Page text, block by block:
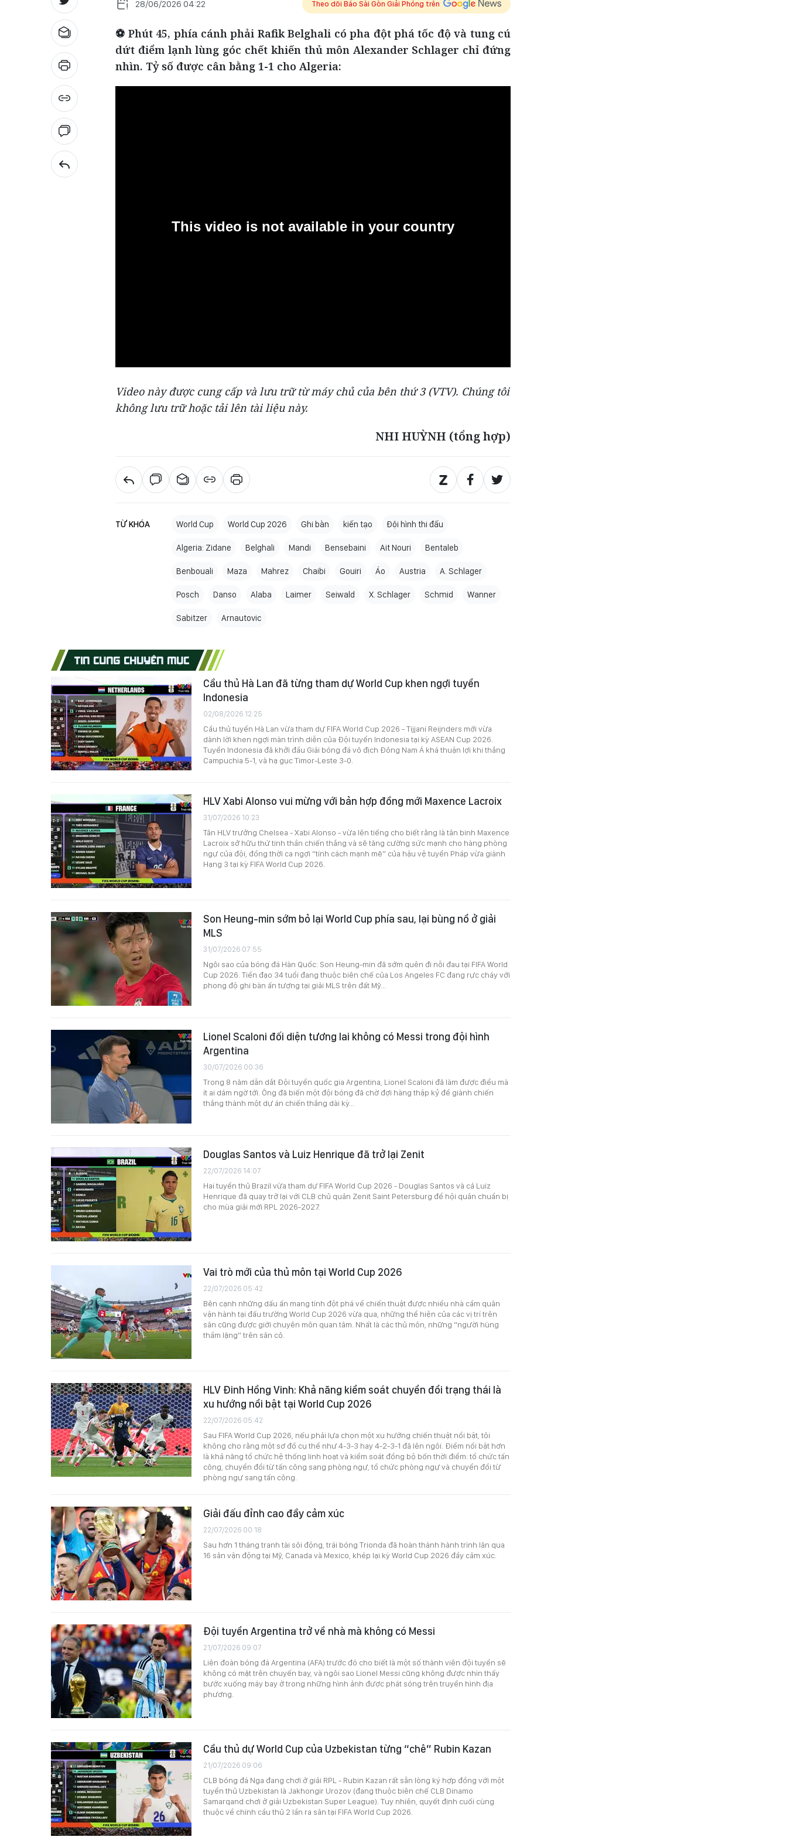
28/06/2026 04:22 Theo dõi Báo Sài Gòn Giải Phóng trên
⚽ Phút 45, phía cánh phải Rafik Belghali có pha đột phá tốc độ và tung cú
dứt điểm lạnh lùng góc chết khiến thủ môn Alexander Schlager chỉ đứng
nhìn. Tỷ số được cân bằng 1-1 cho Algeria:
Video này được cung cấp và lưu trữ từ máy chủ của bên thứ 3 (VTV). Chúng tôi
không lưu trữ hoặc tải lên tài liệu này.
NHI HUỲNH (tổng hợp)
TỪ KHÓA World Cup World Cup 2026 Ghi bàn kiến tạo Đội hình thi đấu
Algeria: Zidane Belghali Mandi Bensebaini Ait Nouri Bentaleb
Benbouali Maza Mahrez Chaibi Gouiri Áo Austria A. Schlager
Posch Danso Alaba Laimer Seiwald X. Schlager Schmid Wanner
Sabitzer Arnautovic
TIN CÙNG CHUYÊN MỤC
Cầu thủ Hà Lan đã từng tham dự World Cup khen ngợi tuyển
Indonesia
02/08/2026 12:25
Cầu thủ tuyển Hà Lan vừa tham dự FIFA World Cup 2026 - Tijjani Reijnders mới vừa
dành lời khen ngợi màn trình diễn của Đội tuyển Indonesia tại kỳ ASEAN Cup 2026.
Tuyển Indonesia đã khởi đầu Giải bóng đá vô địch Đông Nam Á khá thuận lợi khi thắng
Campuchia 5-1, và hạ gục Timor-Leste 3-0.
HLV Xabi Alonso vui mừng với bản hợp đồng mới Maxence Lacroix
31/07/2026 10:23
Tân HLV trưởng Chelsea - Xabi Alonso - vừa lên tiếng cho biết rằng là tân binh Maxence
Lacroix sở hữu thứ tinh thần chiến thắng và sẽ tăng cường sức mạnh cho hàng phòng
ngự của đội, đồng thời ca ngợi “tính cách mạnh mẽ” của hậu vệ tuyển Pháp vừa giành
Hạng 3 tại kỳ FIFA World Cup 2026.
Son Heung-min sớm bỏ lại World Cup phía sau, lại bùng nổ ở giải
MLS
31/07/2026 07:55
Ngôi sao của bóng đá Hàn Quốc: Son Heung-min đã sớm quên đi nỗi đau tại FIFA World
Cup 2026. Tiền đạo 34 tuổi đang thuộc biên chế của Los Angeles FC đang rực cháy với
phong độ ghi bàn ấn tượng tại giải MLS trên đất Mỹ...
Lionel Scaloni đối diện tương lai không có Messi trong đội hình
Argentina
30/07/2026 00:36
Trong 8 năm dẫn dắt Đội tuyển quốc gia Argentina, Lionel Scaloni đã làm được điều mà
ít ai dám ngờ tới. Ông đã biến một đội bóng đã chờ đợi hàng thập kỷ để giành chiến
thắng thành một dự án chiến thắng dài kỳ...
Douglas Santos và Luiz Henrique đã trở lại Zenit
22/07/2026 14:07
Hai tuyển thủ Brazil vừa tham dự FIFA World Cup 2026 - Douglas Santos và cả Luiz
Henrique đã quay trở lại với CLB chủ quản Zenit Saint Petersburg để hội quân chuẩn bị
cho mùa giải mới RPL 2026-2027.
Vai trò mới của thủ môn tại World Cup 2026
22/07/2026 05:42
Bên cạnh những dấu ấn mang tính đột phá về chiến thuật được nhiều nhà cầm quân
vận hành tại đấu trường World Cup 2026 vừa qua, những thể hiện của các vị trí trên
sân cũng được giới chuyên môn quan tâm. Nhất là các thủ môn, những “người hùng
thầm lặng” trên sân cỏ.
HLV Đinh Hồng Vinh: Khả năng kiểm soát chuyển đổi trạng thái là
xu hướng nổi bật tại World Cup 2026
22/07/2026 05:42
Sau FIFA World Cup 2026, nếu phải lựa chọn một xu hướng chiến thuật nổi bật, tôi
không cho rằng một sơ đồ cụ thể như 4-3-3 hay 4-2-3-1 đã lên ngôi. Điểm nổi bật hơn
là khả năng tổ chức hệ thống linh hoạt và kiểm soát đồng bộ bốn thời điểm: tổ chức tấn
công, chuyển đổi từ tấn công sang phòng ngự, tổ chức phòng ngự và chuyển đổi từ
phòng ngự sang tấn công.
Giải đấu đỉnh cao đầy cảm xúc
22/07/2026 00:18
Sau hơn 1 tháng tranh tài sôi động, trái bóng Trionda đã hoàn thành hành trình lăn qua
16 sân vận động tại Mỹ, Canada và Mexico, khép lại kỳ World Cup 2026 đầy cảm xúc.
Đội tuyển Argentina trở về nhà mà không có Messi
21/07/2026 09:07
Liên đoàn bóng đá Argentina (AFA) trước đó cho biết là một số thành viên đội tuyển sẽ
không có mặt trên chuyến bay, và ngôi sao Lionel Messi cũng không được nhìn thấy
bước xuống máy bay ở trong những hình ảnh được phát sóng trên truyền hình địa
phương.
Cầu thủ dự World Cup của Uzbekistan từng “chê” Rubin Kazan
21/07/2026 09:06
CLB bóng đá Nga đang chơi ở giải RPL - Rubin Kazan rất sẵn lòng ký hợp đồng với một
tuyển thủ Uzbekistan là Jakhongir Urozov (đang thuộc biên chế CLB Dinamo
Samarqand chơi ở giải Uzbekistan Super League). Tuy nhiên, quyết định cuối cùng
thuộc về chính cầu thủ 2 lần ra sân tại FIFA World Cup 2026.